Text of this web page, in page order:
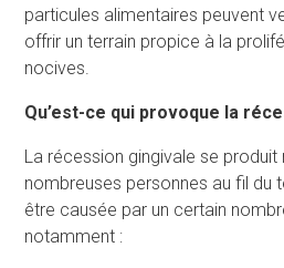
particules alimentaires peuvent
offrir un terrain propice à la
nocives.
Qu’est-ce qui provoque la
La récession gingivale se
nombreuses personnes au fil du
être causée par un certain
notamment :